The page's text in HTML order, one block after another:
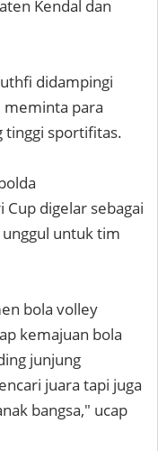
Kendal dan
didampingi
meminta para
tinggi sportifitas.
digelar sebagai
untuk tim
bola volley
kemajuan bola
junjung
juara tapi juga
bangsa," ucap